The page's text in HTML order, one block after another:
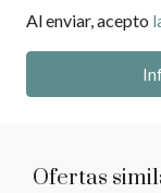
Al enviar, acepto
Ofertas